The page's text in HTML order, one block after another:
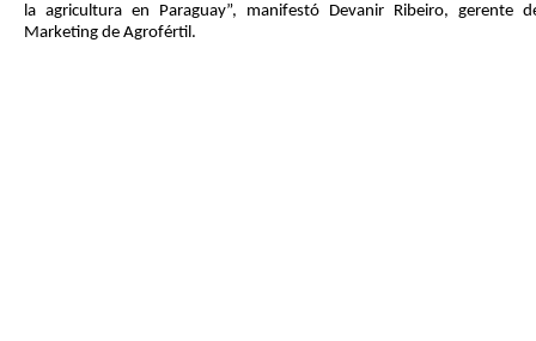
la agricultura en Paraguay”, manifestó Devanir Ribeiro, gerente
Marketing de Agrofértil.